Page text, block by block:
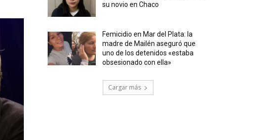
su novio en Chaco
Femicidio en Mar del Plata: la
madre de Mailén aseguró que
uno de los detenidos «estaba
obsesionado con ella»
Cargar más